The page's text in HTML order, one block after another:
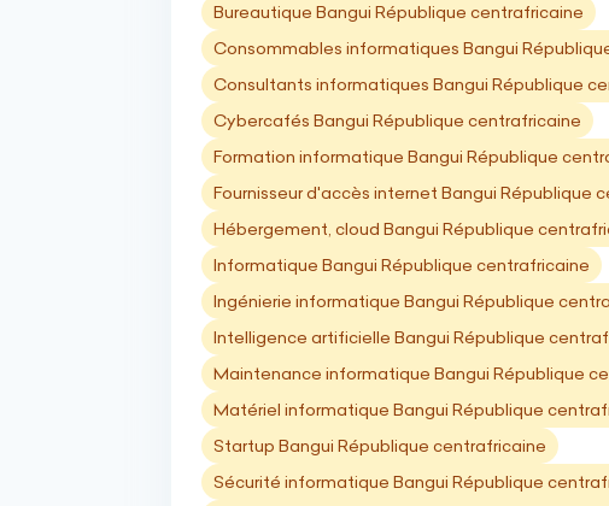
Bureautique Bangui République centrafricaine
Consommables informatiques Bangui
Consultants informatiques Bangui République
Cybercafés Bangui République centrafricaine
Formation informatique Bangui République
Fournisseur d'accès internet Bangui République
Hébergement, cloud Bangui République
Informatique Bangui République centrafricaine
Ingénierie informatique Bangui République
Intelligence artificielle Bangui République
Maintenance informatique Bangui République
Matériel informatique Bangui République
Startup Bangui République centrafricaine
Sécurité informatique Bangui République